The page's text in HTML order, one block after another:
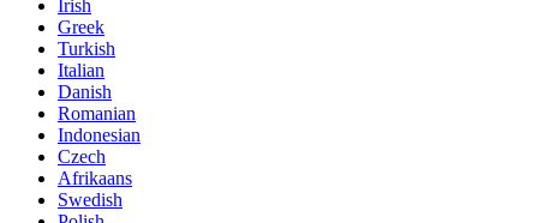
Irish
Greek
Turkish
Italian
Danish
Romanian
Indonesian
Czech
Afrikaans
Swedish